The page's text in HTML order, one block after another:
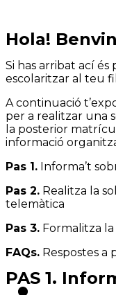
Hola!
Si has arribat ací és
escolaritzar al teu
A continuació
per a realitzar una
la posterior
informació
Pas 1. Informa’t
Pas 2. Realitza la
telemàtica
Pas 3. Formalitza
FAQs. Respostes
PAS 1.